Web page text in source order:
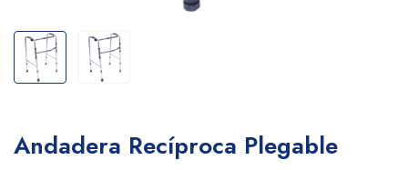
Andadera Recíproca Plegable